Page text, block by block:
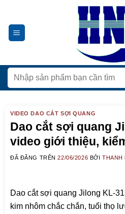
Tìm
kiếm:
VIDEO DAO CẮT SỢI QUANG
Dao cắt sợi quang
video giới thiệu,
ĐÃ ĐĂNG TRÊN22/06/2026 BỞITHANH
Dao cắt sợi quang Jilong KL-
kim nhôm chắc chắn, tuổi thọ